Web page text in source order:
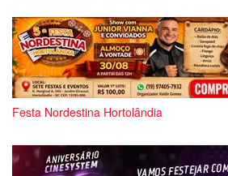
Festa Nordestina Hortolândia